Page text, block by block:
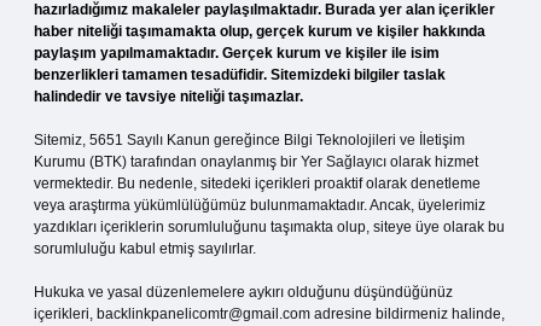
hazırladığımız makaleler paylaşılmaktadır. Burada yer alan içerikler
haber niteliği taşımamakta olup, gerçek kurum ve kişiler hakkında
paylaşım yapılmamaktadır. Gerçek kurum ve kişiler ile isim
benzerlikleri tamamen tesadüfidir. Sitemizdeki bilgiler taslak
halindedir ve tavsiye niteliği taşımazlar.
Sitemiz, 5651 Sayılı Kanun gereğince Bilgi Teknolojileri ve İletişim
Kurumu (BTK) tarafından onaylanmış bir Yer Sağlayıcı olarak hizmet
vermektedir. Bu nedenle, sitedeki içerikleri proaktif olarak denetleme
veya araştırma yükümlülüğümüz bulunmamaktadır. Ancak, üyelerimiz
yazdıkları içeriklerin sorumluluğunu taşımakta olup, siteye üye olarak bu
sorumluluğu kabul etmiş sayılırlar.
Hukuka ve yasal düzenlemelere aykırı olduğunu düşündüğünüz
içerikleri, backlinkpanelicomtr@gmail.com adresine bildirmeniz halinde,